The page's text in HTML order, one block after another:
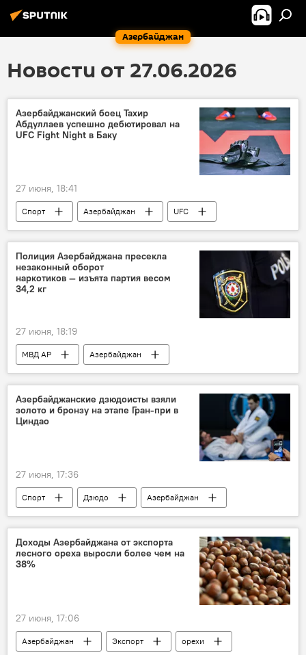
Азербайджан
Новости от 27.06.2026
Азербайджанский боец Тахир
Абдуллаев успешно дебютировал на
UFC Fight Night в Баку
27 июня, 18:41
Спорт Азербайджан
UFC
Массалы
Полиция Азербайджана пресекла
незаконный оборот
наркотиков — изъята партия весом
34,2 кг
27 июня, 18:19
МВД АР
Азербайджан
Задержание
наркотики
Азербайджанские дзюдоисты взяли
золото и бронзу на этапе Гран‑при в
Циндао
27 июня, 17:36
Спорт Дзюдо
Азербайджан
Золото
Доходы Азербайджана от экспорта
лесного ореха выросли более чем на
38%
27 июня, 17:06
Азербайджан Экспорт
орехи